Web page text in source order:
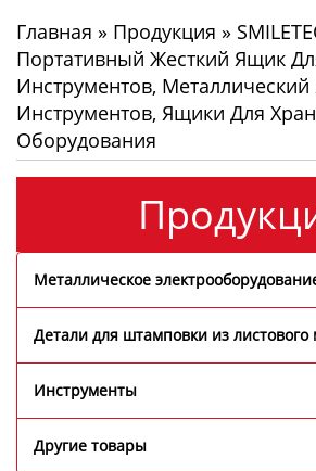
Главная » Продукция »
Портативный Жесткий Ящик
Инструментов,
Инструментов, Ящики Для
Оборудования
Металлическое
Детали для штамповки из листового
Инструменты
Другие товары